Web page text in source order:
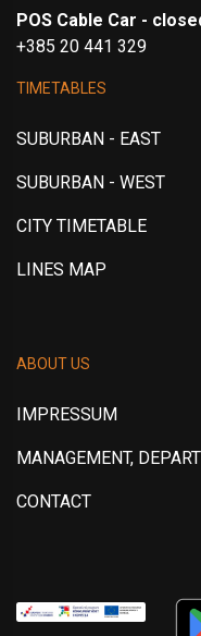
POS Cable Car -
+385 20 441 329
TIMETABLES
SUBURBAN - EAST
SUBURBAN - WEST
CITY TIMETABLE
LINES MAP
ABOUT US
IMPRESSUM
MANAGEMENT,
CONTACT